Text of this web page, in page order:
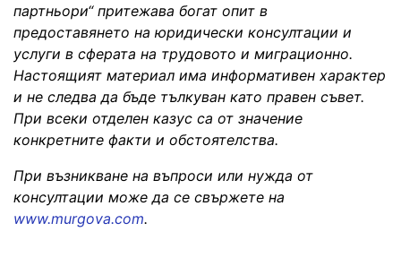
партньори“ притежава богат опит в
предоставянето на юридически консултации и
услуги в сферата на трудовото и миграционно.
Настоящият материал има информативен характер
и не следва да бъде тълкуван като правен съвет.
При всеки отделен казус са от значение
конкретните факти и обстоятелства.
При възникване на въпроси или нужда от
консултации може да се свържете на
www.murgova.com.